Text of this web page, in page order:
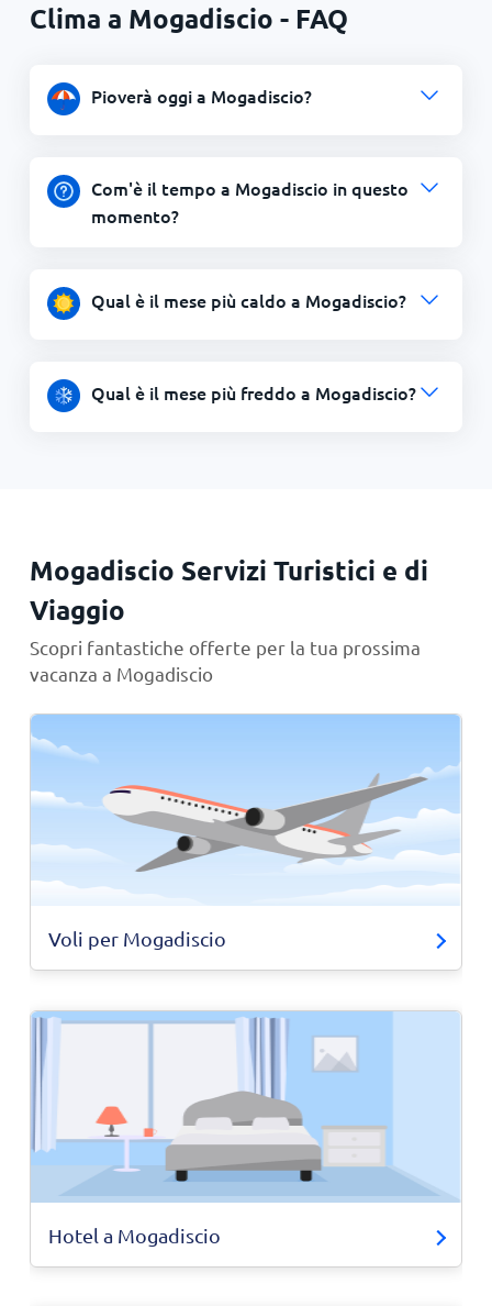
Clima a Mogadiscio - FAQ
Pioverà oggi a Mogadiscio?
Com'è il tempo a Mogadiscio in questo
momento?
Qual è il mese più caldo a Mogadiscio?
Qual è il mese più freddo a Mogadiscio?
Mogadiscio Servizi Turistici e di
Viaggio
Scopri fantastiche offerte per la tua prossima
vacanza a Mogadiscio
Voli per Mogadiscio
Hotel a Mogadiscio